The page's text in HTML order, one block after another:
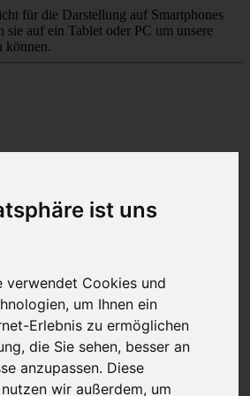
ist uns
verwendet Cookies und
um Ihnen ein
Erlebnis zu ermöglichen
die Sie sehen, besser an
anzupassen. Diese
wir außerdem, um
für die Darstellung auf Smartphones
sie auf ein Tablet oder PC um unsere
können.
und Textile Werbung
/
WestenJacken Hemden und
Hosen